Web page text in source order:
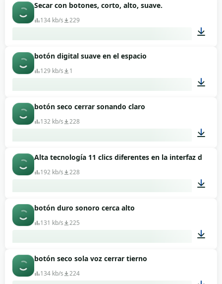
Secar con botones, corto, alto, suave.
134 kb/s 229
botón digital suave en el espacio
129 kb/s 1
botón seco cerrar sonando claro
132 kb/s 228
00:01
Alta tecnología 11 clics diferentes en la interfaz de
192 kb/s 228
botón duro sonoro cerca alto
131 kb/s 225
botón seco sola voz cerrar tierno
134 kb/s 224